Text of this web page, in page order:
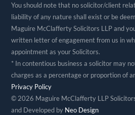
You should note that no solicitor/client
liability of any nature shall exist or be
Maguire McClafferty Solicitors LLP and
written letter of engagement from us in
appointment as your Solicitors.
* In contentious business a solicitor may
charges as a percentage or proportion of
Privacy Policy
© 2026 Maguire McClafferty LLP
and Developed by Neo Design